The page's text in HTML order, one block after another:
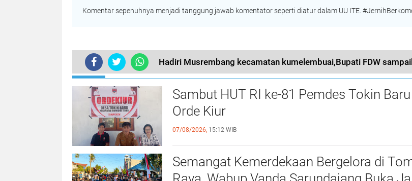
Komentar sepenuhnya menjadi tanggung jawab komentator seperti diatur dalam UU ITE.
Hadiri Musrembang kecamatan kumelembuai,Bupati FDW
TERKINI
Sambut HUT RI ke-81 Pemdes Tokin
Orde Kiur
07/08/2026, 15:12 WIB
Semangat Kemerdekaan Bergelora di